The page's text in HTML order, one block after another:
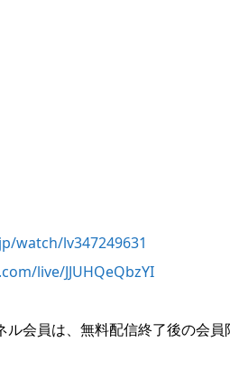
watch/lv347249631
live/JJUHQeQbzYI
会員は、無料配信終了後の会員